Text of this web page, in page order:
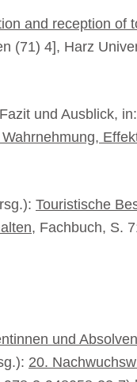
and reception of
(71) 4], Harz
und Ausblick,
Touristische
, Fachbuch, S.
und
20.